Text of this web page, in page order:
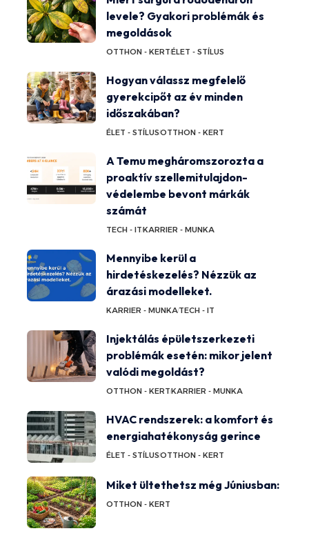
levele? Gyakori problémák és
megoldások
OTTHON - KERTÉLET - STÍLUS
Hogyan válassz megfelelő
gyerekcipőt az év minden
időszakában?
ÉLET - STÍLUSOTTHON - KERT
A Temu megháromszorozta a
proaktív szellemitulajdon-
védelembe bevont márkák
számát
TECH - ITKARRIER - MUNKA
Mennyibe kerül a
hirdetéskezelés? Nézzük az
árazási modelleket.
KARRIER - MUNKATECH - IT
Injektálás épületszerkezeti
problémák esetén: mikor jelent
valódi megoldást?
OTTHON - KERTKARRIER - MUNKA
HVAC rendszerek: a komfort és
energiahatékonyság gerince
ÉLET - STÍLUSOTTHON - KERT
Miket ültethetsz még Júniusban:
OTTHON - KERT